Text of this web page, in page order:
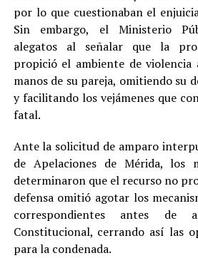
por lo que cuestionaban el
Sin embargo, el Ministerio
alegatos al señalar que la
propició el ambiente de
manos de su pareja, omitiendo su
y facilitando los vejámenes que
fatal.
Ante la solicitud de amparo
de Apelaciones de Mérida, los
determinaron que el recurso no
defensa omitió agotar los
correspondientes antes
Constitucional, cerrando así las
para la condenada.